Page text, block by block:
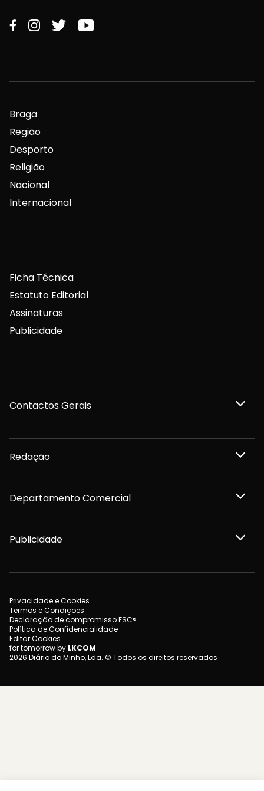
Braga
Região
Desporto
Religião
Nacional
Internacional
Ficha Técnica
Estatuto Editorial
Assinaturas
Publicidade
Contactos Gerais
Redação
Departamento Comercial
Publicidade
Privacidade e Cookies
Termos e Condições
Declaração de compromisso FSC®
Política de Confidencialidade
Editar Cookies
for tomorrow by LKCOM
2026 Diário do Minho, Lda. © Todos os direitos reservados